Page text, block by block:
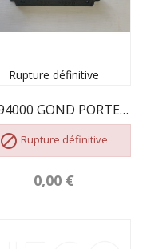
Rupture définitive
93594000 GOND PORTE DE FOYER
 Rupture définitive
0,00 €